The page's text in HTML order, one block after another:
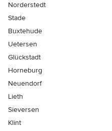
Norderstedt
Stade
Buxtehude
Uetersen
Glückstadt
Horneburg
Neuendorf
Lieth
Sieversen
Klint